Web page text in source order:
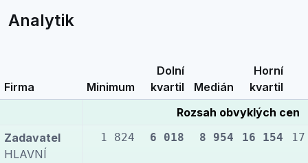
Analytik
Firma Minimum
Dolní
kvartil
Medián
Horní
kvartil
Rozsah obvyklých cen
Zadavatel
HLAVNÍ
1 824 6 018 8 954 16 154